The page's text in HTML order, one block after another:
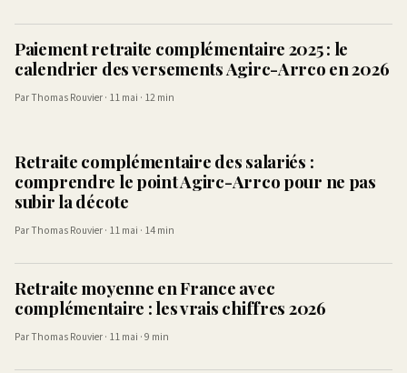
Paiement retraite complémentaire 2025 : le
calendrier des versements Agirc-Arrco en 2026
Par Thomas Rouvier · 11 mai · 12 min
Retraite complémentaire des salariés :
comprendre le point Agirc-Arrco pour ne pas
subir la décote
Par Thomas Rouvier · 11 mai · 14 min
Retraite moyenne en France avec
complémentaire : les vrais chiffres 2026
Par Thomas Rouvier · 11 mai · 9 min